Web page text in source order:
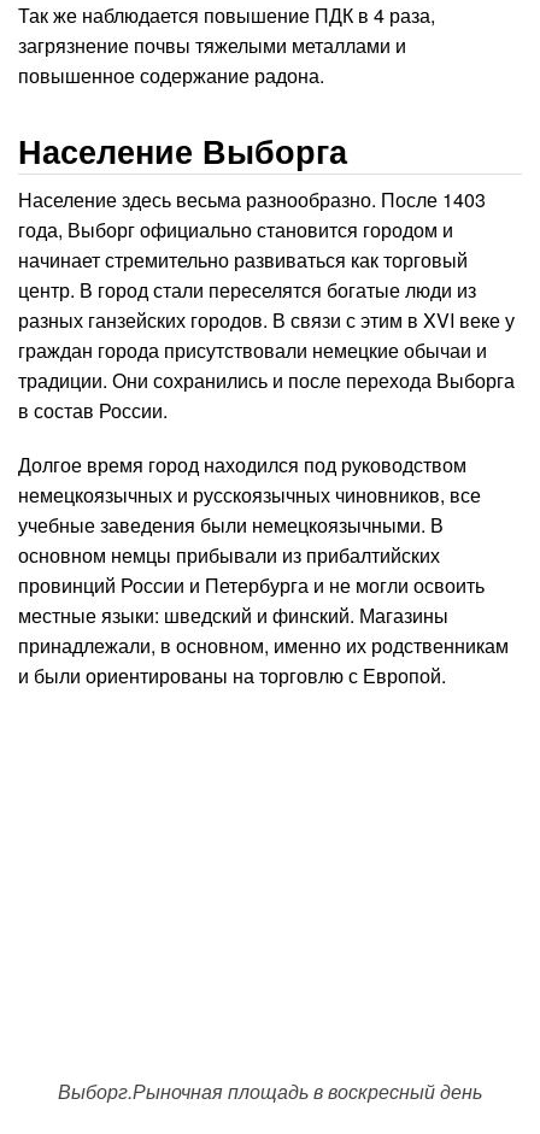
Так же наблюдается повышение ПДК в 4 раза,
загрязнение почвы тяжелыми металлами и
повышенное содержание радона.
Население Выборга
Население здесь весьма разнообразно. После 1403
года, Выборг официально становится городом и
начинает стремительно развиваться как торговый
центр. В город стали переселятся богатые люди из
разных ганзейских городов. В связи с этим в XVI веке у
граждан города присутствовали немецкие обычаи и
традиции. Они сохранились и после перехода Выборга
в состав России.
Долгое время город находился под руководством
немецкоязычных и русскоязычных чиновников, все
учебные заведения были немецкоязычными. В
основном немцы прибывали из прибалтийских
провинций России и Петербурга и не могли освоить
местные языки: шведский и финский. Магазины
принадлежали, в основном, именно их родственникам
и были ориентированы на торговлю с Европой.
Выборг.Рыночная площадь в воскресный день